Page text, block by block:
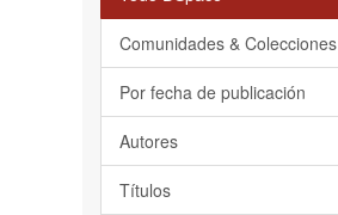
Comunidades & Colecciones
Por fecha de publicación
Autores
Títulos